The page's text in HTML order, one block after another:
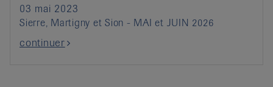
03 mai 2023
Sierre, Martigny et Sion - MAI et JUIN 2026
continuer